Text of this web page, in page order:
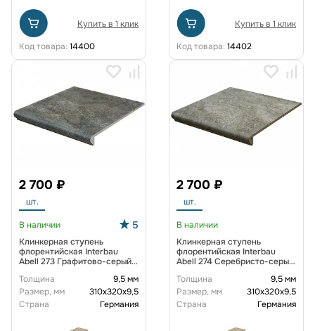
Купить в 1 клик
Код товара: 14400
Купить в 1 клик
Код товара: 14402
2 700 ₽
шт.
В наличии 5
Клинкерная ступень
флорентийская Interbau
Abell 273 Графитово-серый,
Толщина
9,5 мм
Размер, мм
310х320х9,5
Страна
Германия
2 700 ₽
шт.
В наличии
Клинкерная ступень
флорентийская Interbau
Abell 274 Серебристо-серый,
Толщина
9,5 мм
Размер, мм
310х320х9,5
Страна
Германия